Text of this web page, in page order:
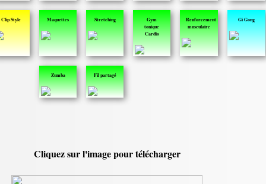
Clip Style Maquettes Stretching
Gym
tonique
Cardio
Renforcement
musculaire
Gi Gong
Zumba Fil partagé
Cliquez sur l'image pour télécharger